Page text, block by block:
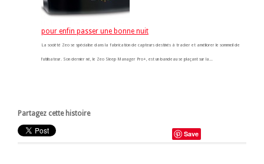
pour enfin passer une bonne nuit
La société Zeo se spécialise dans la fabrication de capteurs destinés à tracker et améliorer le sommeil de
l'utilisateur. Son dernier né, le Zeo Sleep Manager Pro+, est un bandeau se plaçant sur la...
Partagez cette histoire
Save